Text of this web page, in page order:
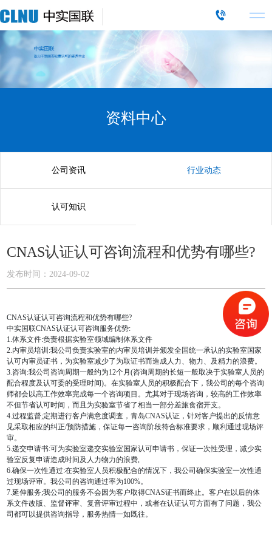
资料中心
公司资讯 行业动态
认可知识
CNAS认证认可咨询流程和优势有哪些?
发布时间：2024-09-02
CNAS认证认可咨询流程和优势有哪些?
中实国联CNAS认证认可咨询服务优势:
1.体系文件:负责根据实验室领域编制体系文件
2.内审员培训:我公司负责实验室的内审员培训并颁发全国统一承认的实验室国家
认可内审员证书，为实验室减少了为取证书而造成人力、物力、及精力的浪费。
3.咨询:我公司咨询周期一般约为12个月(咨询周期的长短一般取决于实验室人员的
配合程度及认可委的受理时间)。在实验室人员的积极配合下，我公司的每个咨询
师都会以高工作效率完成每一个咨询项目。尤其对于现场咨询，较高的工作效率
不但节省认可时间，而且为实验室节省了相当一部分差旅食宿开支。
4.过程监督;定期进行客户满意度调査，青岛CNAS认证，针对客户提出的反情意
见采取相应的纠正/预防措施，保证每一咨询阶段符合标准要求，顺利通过现场评
审。
5.递交申请书:可为实验室递交实验室国家认可申请书，保证一次性受理，减少实
验室反复申请造成时间及人力物力的浪费,
6.确保一次性通过:在实验室人员积极配合的情况下，我公司确保实验室一次性通
过现场评审。我公司的咨询通过率为100%。
7.延伸服务;我公司的服务不会因为客户取得CNAS证书而终止。客户在以后的体
系文件改版、监督评审、复音评审过程中，或者在认证认可方面有了问题，我公
司都可以提供咨询指导，服务热情一如既往。